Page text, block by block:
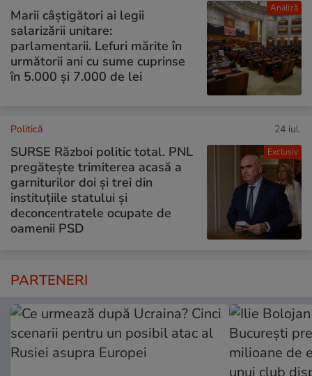
Analiză
Marii câștigători ai legii
salarizării unitare:
parlamentarii. Lefuri mărite în
următorii ani cu sume cuprinse
în 5.000 și 7.000 de lei
Exclusiv
Politică 24 iul.
SURSE Război politic total. PNL
pregătește trimiterea acasă a
garniturilor doi și trei din
instituțiile statului și
deconcentratele ocupate de
oamenii PSD
PARTENERI